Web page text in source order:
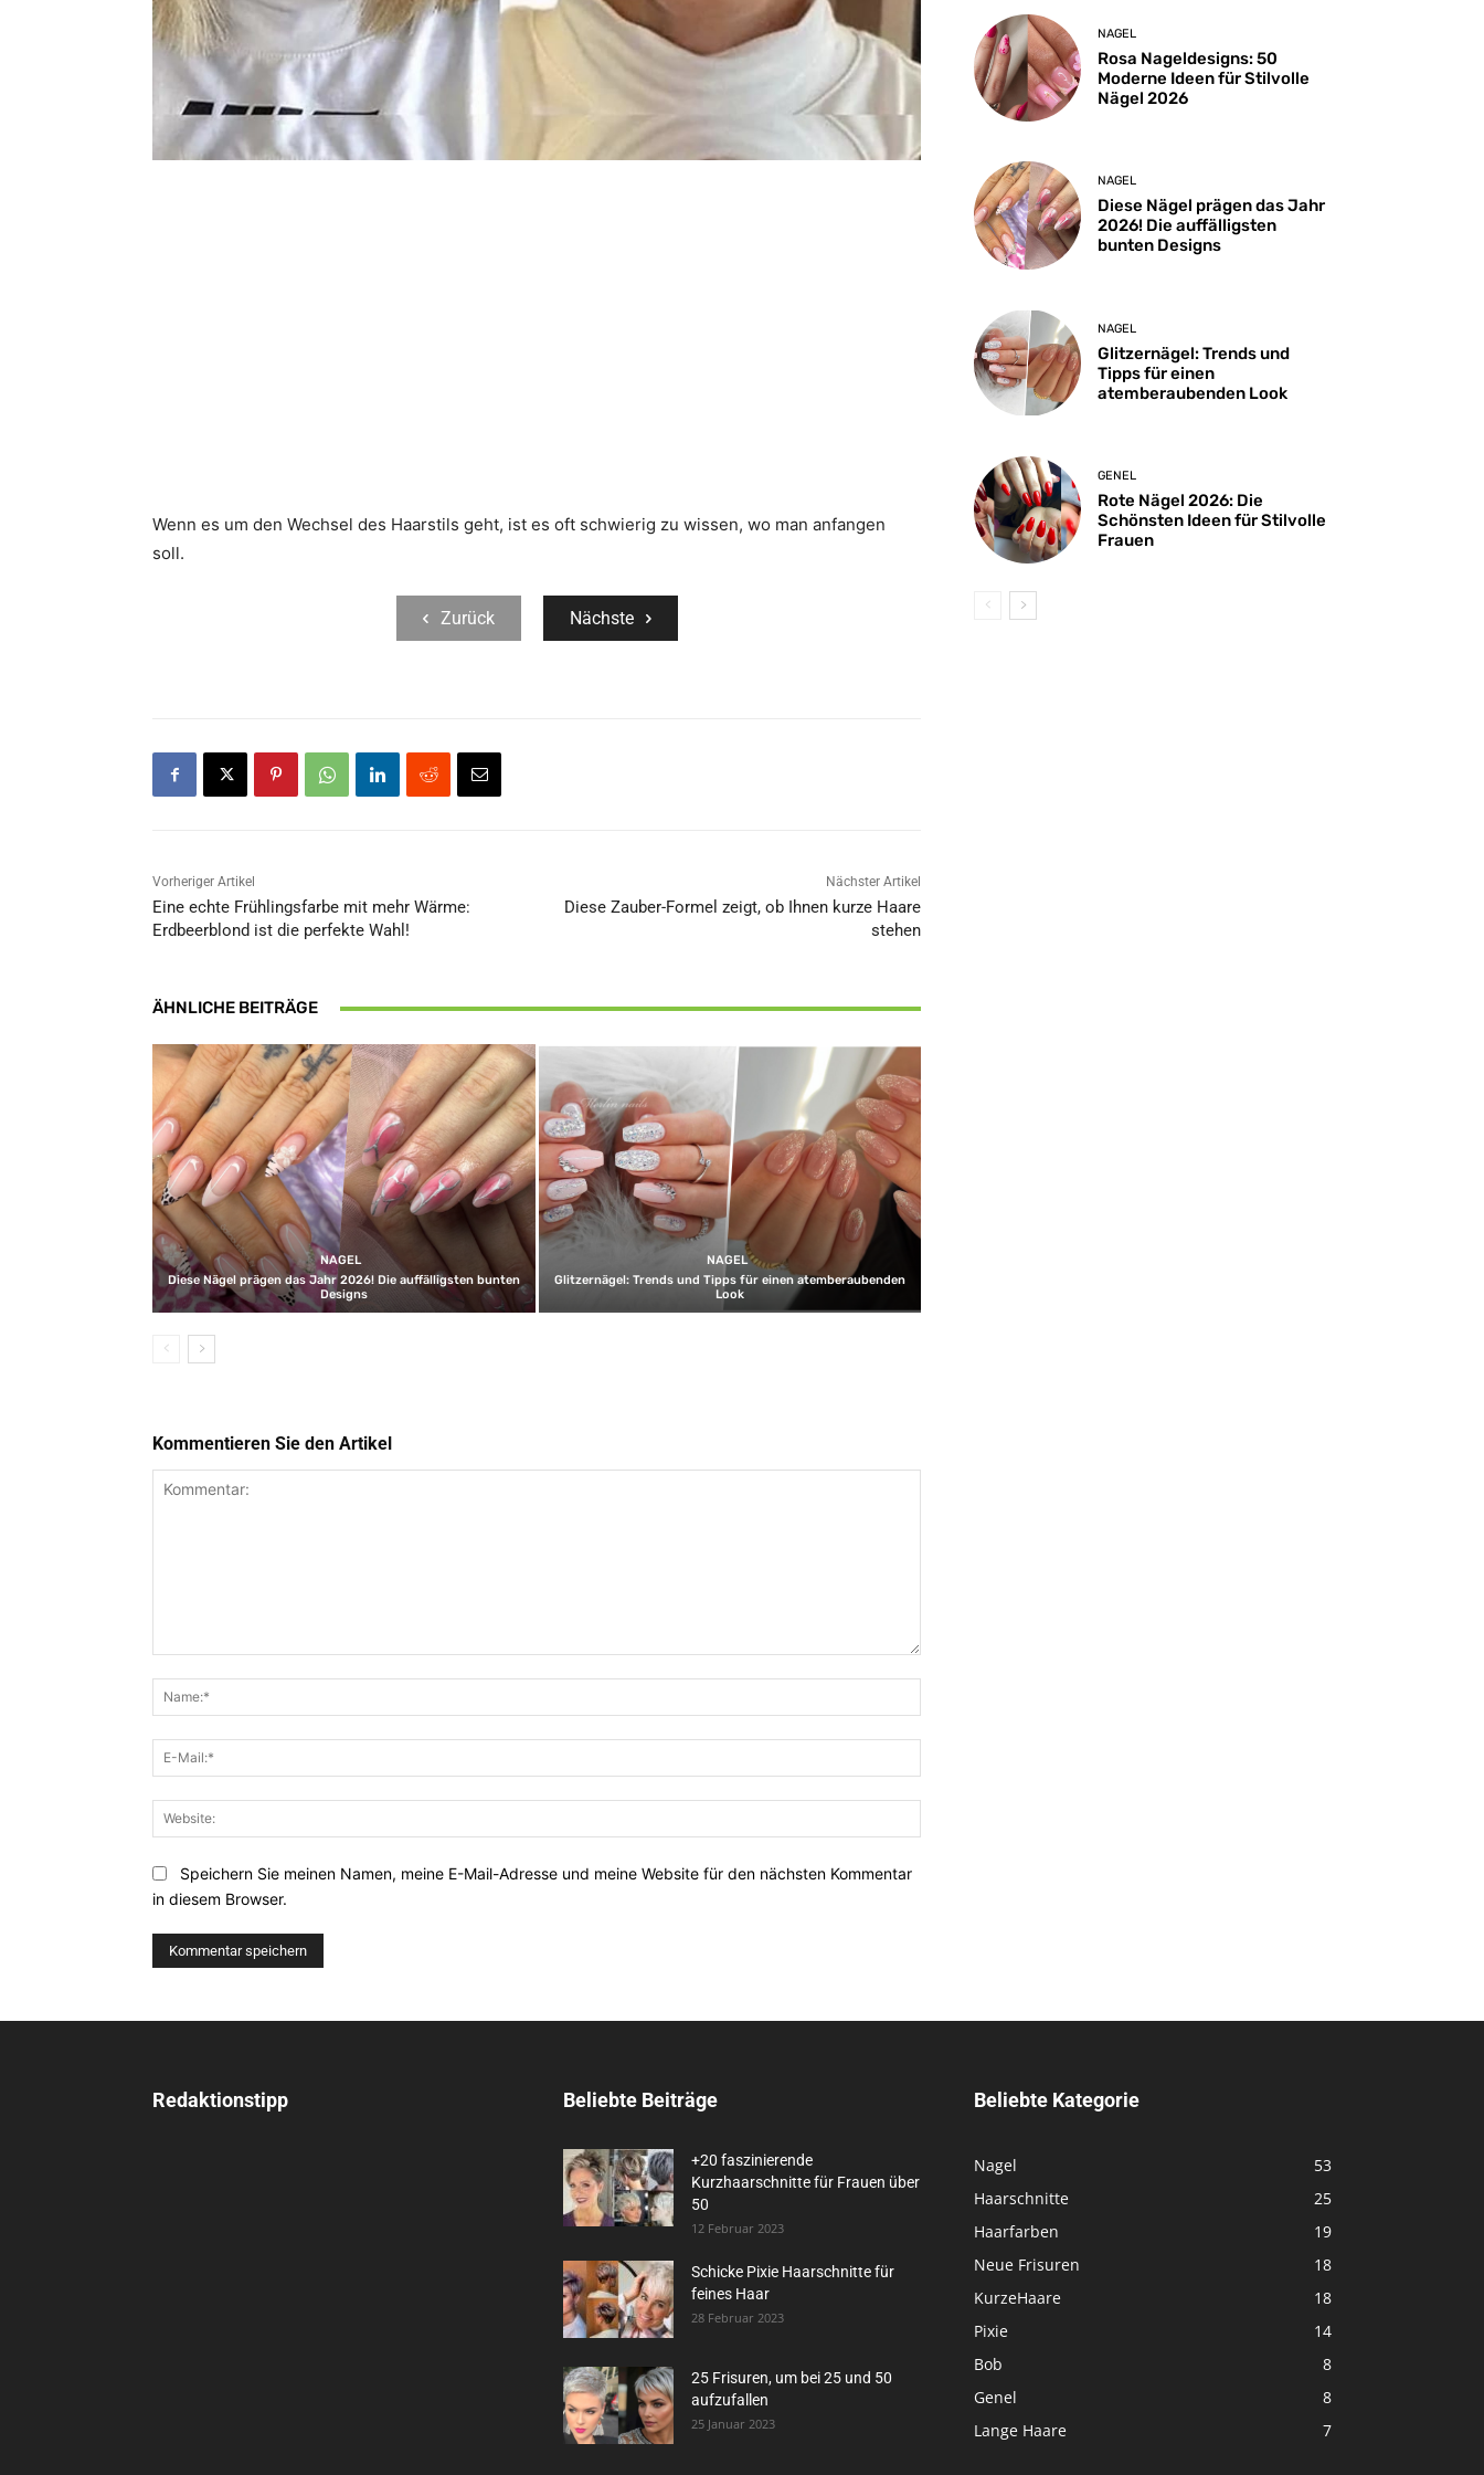
Wenn es um den Wechsel des Haarstils geht, ist es oft schwierig zu wissen, wo man anfangen
soll.
Zurück Nächste
Vorheriger Artikel
Eine echte Frühlingsfarbe mit mehr Wärme:
Erdbeerblond ist die perfekte Wahl!
Nächster Artikel
Diese Zauber-Formel zeigt, ob Ihnen kurze Haare
stehen
ÄHNLICHE BEITRÄGE
NAGEL
Diese Nägel prägen das Jahr 2026! Die auffälligsten bunten
Designs
NAGEL
Glitzernägel: Trends und Tipps für einen atemberaubenden
Look
Kommentieren Sie den Artikel
Mail:*
Speichern Sie meinen Namen, meine E-Mail-Adresse und meine Website für den nächsten Kommentar
in diesem Browser.
NAGEL
Rosa Nageldesigns: 50
Moderne Ideen für Stilvolle
Nägel 2026
NAGEL
Diese Nägel prägen das Jahr
2026! Die auffälligsten
bunten Designs
NAGEL
Glitzernägel: Trends und
Tipps für einen
atemberaubenden Look
GENEL
Rote Nägel 2026: Die
Schönsten Ideen für Stilvolle
Frauen
Redaktionstipp Beliebte Beiträge
+20 faszinierende
Kurzhaarschnitte für Frauen über
50
12 Februar 2023
Schicke Pixie Haarschnitte für
feines Haar
28 Februar 2023
25 Frisuren, um bei 25 und 50
aufzufallen
25 Januar 2023
Beliebte Kategorie
Nagel
53
Haarschnitte
25
Haarfarben
19
Neue Frisuren
18
KurzeHaare
18
Pixie
14
Bob
8
Genel
8
Lange Haare
7